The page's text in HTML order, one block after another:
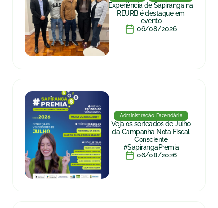
Experiência de Sapiranga na
REURB é destaque em
evento
06/08/2026
Administração Fazendária
Veja os sorteados de Julho
da Campanha Nota Fiscal
Consciente
#SapirangaPremia
06/08/2026